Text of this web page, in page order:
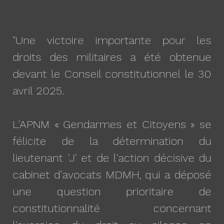
"Une victoire importante pour les
droits des militaires a été obtenue
devant le Conseil constitutionnel le 30
avril 2025.
L'APNM « Gendarmes et Citoyens » se
félicite de la détermination du
lieutenant 'J' et de l'action décisive du
cabinet d'avocats MDMH, qui a déposé
une question prioritaire de
constitutionnalité concernant